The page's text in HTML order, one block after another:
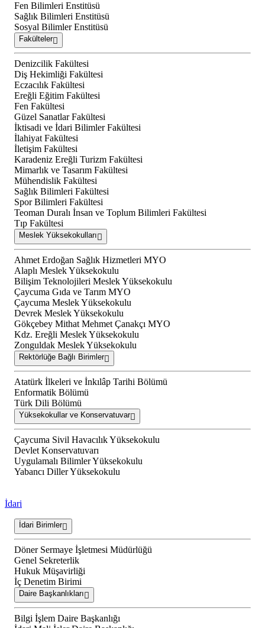
Fen Bilimleri Enstitüsü
Sağlık Bilimleri Enstitüsü
Sosyal Bilimler Enstitüsü
Fakülteler
Denizcilik Fakültesi
Diş Hekimliği Fakültesi
Eczacılık Fakültesi
Ereğli Eğitim Fakültesi
Fen Fakültesi
Güzel Sanatlar Fakültesi
İktisadi ve İdari Bilimler Fakültesi
İlahiyat Fakültesi
İletişim Fakültesi
Karadeniz Ereğli Turizm Fakültesi
Mimarlık ve Tasarım Fakültesi
Mühendislik Fakültesi
Sağlık Bilimleri Fakültesi
Spor Bilimleri Fakültesi
Teoman Duralı İnsan ve Toplum Bilimleri Fakültesi
Tıp Fakültesi
Meslek Yüksekokulları
Ahmet Erdoğan Sağlık Hizmetleri MYO
Alaplı Meslek Yüksekokulu
Bilişim Teknolojileri Meslek Yüksekokulu
Çaycuma Gıda ve Tarım MYO
Çaycuma Meslek Yüksekokulu
Devrek Meslek Yüksekokulu
Gökçebey Mithat Mehmet Çanakçı MYO
Kdz. Ereğli Meslek Yüksekokulu
Zonguldak Meslek Yüksekokulu
Rektörlüğe Bağlı Birimler
Atatürk İlkeleri ve İnkılâp Tarihi Bölümü
Enformatik Bölümü
Türk Dili Bölümü
Yüksekokullar ve Konservatuvar
Çaycuma Sivil Havacılık Yüksekokulu
Devlet Konservatuvarı
Uygulamalı Bilimler Yüksekokulu
Yabancı Diller Yüksekokulu
İdari
İdari Birimler
Döner Sermaye İşletmesi Müdürlüğü
Genel Sekreterlik
Hukuk Müşavirliği
İç Denetim Birimi
Daire Başkanlıkları
Bilgi İşlem Daire Başkanlığı